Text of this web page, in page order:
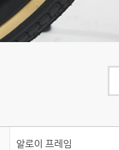
알로이 프레임